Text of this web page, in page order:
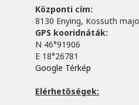
Központi cím:
8130 Enying, Kossuth
GPS kooridnáták:
N 46°91906
E 18°26781
Google Térkép
Elérhetőségek: